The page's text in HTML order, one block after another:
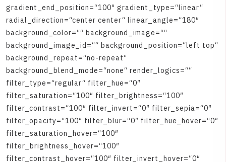
gradient end position=“100″ gradient type=“linear“
radial direction=“center center“ linear angle=“180″
background color=““ background image=““
background image id=““ background position=“left top“
background repeat=“no-repeat“
background blend mode=“none“ render logics=““
filter type=“regular“ filter hue=“0″
filter saturation=“100″ filter brightness=“100″
filter contrast=“100″ filter invert=“0″ filter sepia=“0″
filter opacity=“100″ filter blur=“0″ filter hue hover=“0″
filter saturation hover=“100″
filter brightness hover=“100″
filter contrast hover=“100″ filter invert hover=“0″